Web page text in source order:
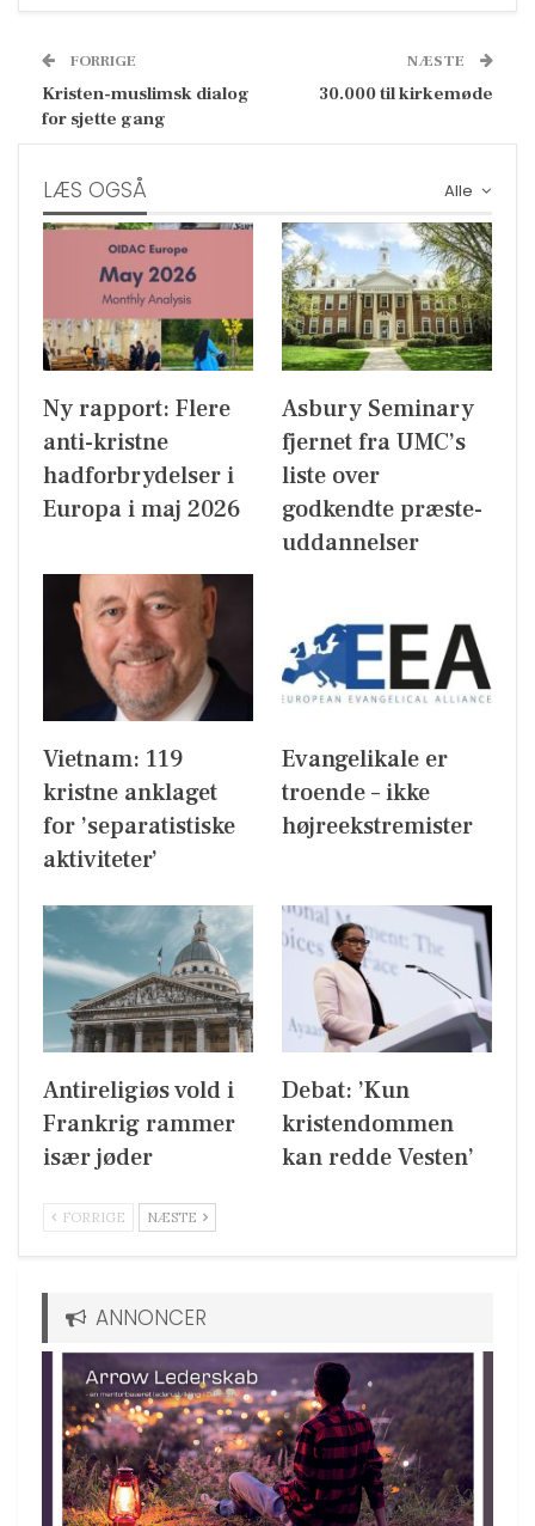
FORRIGE
Kristen-muslimsk dialog
for sjette gang
NÆSTE
30.000 til kirkemøde
Alle
LÆS OGSÅ
Ny rapport: Flere
anti-kristne
hadforbrydelser i
Europa i maj 2026
Asbury Seminary
fjernet fra UMC’s
liste over
godkendte præste-
uddannelser
Vietnam: 119
kristne anklaget
for ’separatistiske
aktiviteter’
Evangelikale er
troende – ikke
højreekstremister
Antireligiøs vold i
Frankrig rammer
især jøder
Debat: ’Kun
kristendommen
kan redde Vesten’
FORRIGE NÆSTE
ANNONCER